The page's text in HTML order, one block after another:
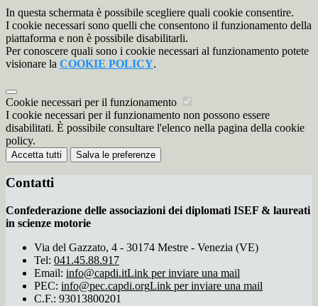
In questa schermata è possibile scegliere quali cookie consentire.
I cookie necessari sono quelli che consentono il funzionamento della
piattaforma e non è possibile disabilitarli.
Per conoscere quali sono i cookie necessari al funzionamento potete
visionare la COOKIE POLICY.
Cookie necessari per il funzionamento
I cookie necessari per il funzionamento non possono essere
disabilitati. È possibile consultare l'elenco nella pagina della cookie
policy.
Accetta tutti Salva le preferenze
Contatti
Confederazione delle associazioni dei diplomati ISEF & laureati
in scienze motorie
Via del Gazzato, 4 - 30174 Mestre - Venezia (VE)
Tel: 041.45.88.917
Email: info@capdi.itLink per inviare una mail
PEC: info@pec.capdi.orgLink per inviare una mail
C.F.: 93013800201